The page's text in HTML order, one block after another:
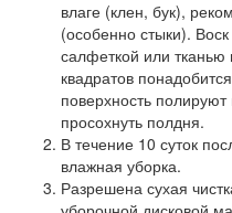
влаге (клен, бук),
(особенно стыки).
салфеткой или тканью
квадратов
поверхность
просохнуть полдня.
В течение 10 суток
влажная уборка.
Разрешена сухая